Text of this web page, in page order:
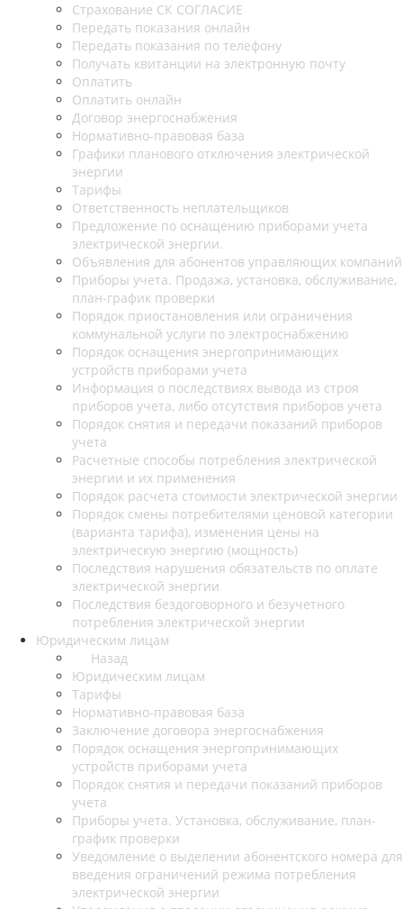
Страхование СК СОГЛАСИЕ
Передать показания онлайн
Передать показания по телефону
Получать квитанции на электронную почту
Оплатить
Оплатить онлайн
Договор энергоснабжения
Нормативно-правовая база
Графики планового отключения электрической
энергии
Тарифы
Ответственность неплательщиков
Предложение по оснащению приборами учета
электрической энергии.
Объявления для абонентов управляющих компаний
Приборы учета. Продажа, установка, обслуживание,
план-график проверки
Порядок приостановления или ограничения
коммунальной услуги по электроснабжению
Порядок оснащения энергопринимающих
устройств приборами учета
Информация о последствиях вывода из строя
приборов учета, либо отсутствия приборов учета
Порядок снятия и передачи показаний приборов
учета
Расчетные способы потребления электрической
энергии и их применения
Порядок расчета стоимости электрической энергии
Порядок смены потребителями ценовой категории
(варианта тарифа), изменения цены на
электрическую энергию (мощность)
Последствия нарушения обязательств по оплате
электрической энергии
Последствия бездоговорного и безучетного
потребления электрической энергии
Юридическим лицам
Назад
Юридическим лицам
Тарифы
Нормативно-правовая база
Заключение договора энергоснабжения
Порядок оснащения энергопринимающих
устройств приборами учета
Порядок снятия и передачи показаний приборов
учета
Приборы учета. Установка, обслуживание, план-
график проверки
Уведомление о выделении абонентского номера для
введения ограничений режима потребления
электрической энергии